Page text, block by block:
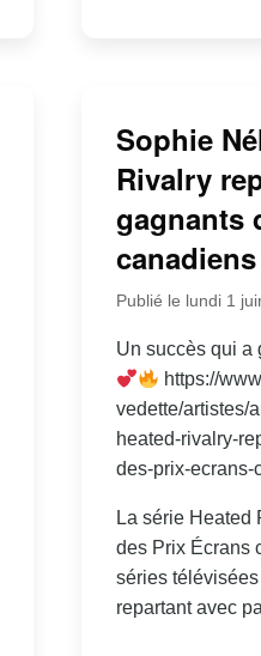
Sophie
Rivalry
gagnants
canadiens
Publié le lundi 1
Un succès qui a
https://
vedette/artistes/
heated-rivalry-
des-prix-ecrans-
La série Heated
des Prix Écrans
séries
repartant avec